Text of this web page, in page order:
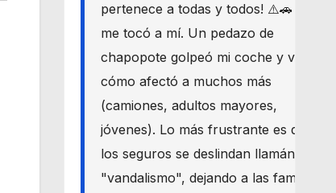
pertenece a todas y todos! ⚠️🚗 Hoy
me tocó a mí. Un pedazo de
chapopote golpeó mi coche y vi
cómo afectó a muchos más
(camiones, adultos mayores,
jóvenes). Lo más frustrante es que
los seguros se deslindan llamándolo
"vandalismo", dejando a las familias